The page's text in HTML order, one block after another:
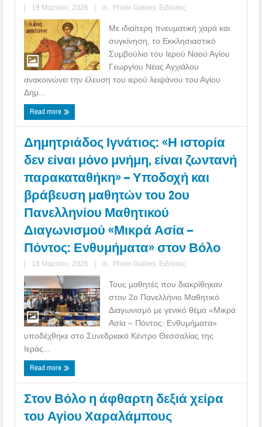
| 19 Μαρτίου, 2026 | in : Photo Gallery, Ειδήσεις
Με ιδιαίτερη πνευματική χαρά και
συγκίνηση, το Εκκλησιαστικό
Συμβούλιο του Ιερού Ναού Αγίου
Γεωργίου Νέας Αγχιάλου
ανακοινώνει την έλευση του ιερού λειψάνου του Αγίου
Δημ...
Read more
Δημητριάδος Ιγνάτιος: «Η ιστορία
δεν είναι μόνο μνήμη, είναι ζωντανή
παρακαταθήκη» – Υποδοχή και
βράβευση μαθητών του 2ου
Πανελληνίου Μαθητικού
Διαγωνισμού «Μικρά Ασία –
Πόντος: Ενθυμήματα» στον Βόλο
| 19 Μαρτίου, 2026 | in : Photo Gallery, Ειδήσεις
Τους μαθητές που διακρίθηκαν
στον 2ο Πανελλήνιο Μαθητικό
Διαγωνισμό με γενικό θέμα «Μικρά
Ασία – Πόντος: Ενθυμήματα»
υποδέχθηκε στο Συνεδριακό Κέντρο Θεσσαλίας της
Ιεράς...
Read more
Στον Βόλο η άφθαρτη δεξιά χείρα
του Αγίου Χαραλάμπους